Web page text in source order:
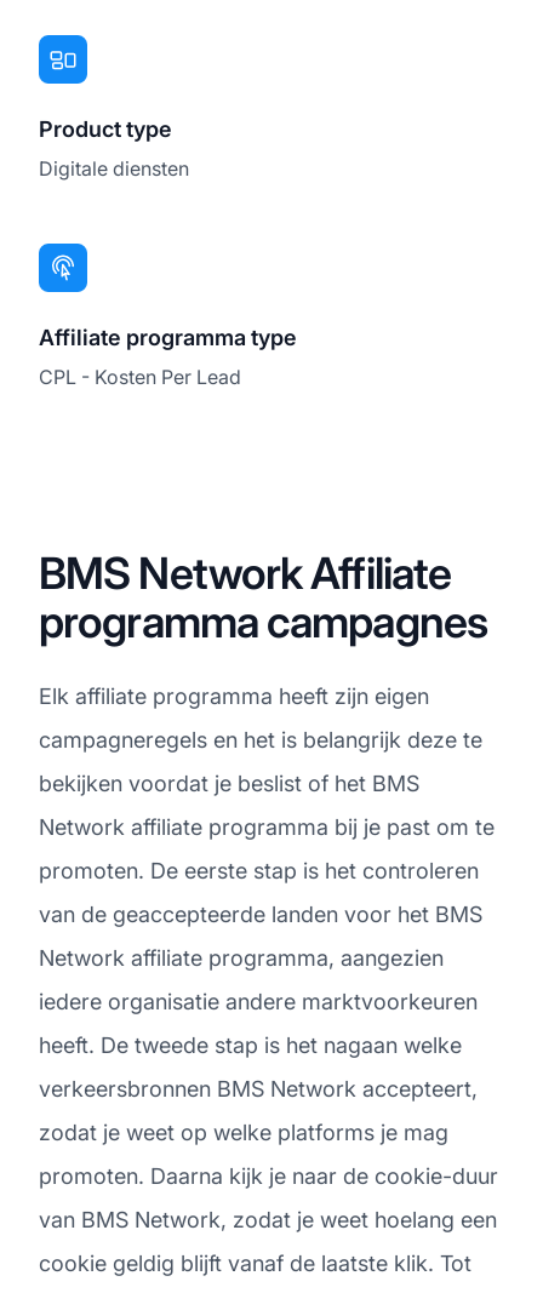
Product type
Digitale diensten
Affiliate programma type
CPL - Kosten Per Lead
BMS Network Affiliate
programma campagnes
Elk affiliate programma heeft zijn eigen
campagneregels en het is belangrijk deze te
bekijken voordat je beslist of het BMS
Network affiliate programma bij je past om te
promoten. De eerste stap is het controleren
van de geaccepteerde landen voor het BMS
Network affiliate programma, aangezien
iedere organisatie andere marktvoorkeuren
heeft. De tweede stap is het nagaan welke
verkeersbronnen BMS Network accepteert,
zodat je weet op welke platforms je mag
promoten. Daarna kijk je naar de cookie-duur
van BMS Network, zodat je weet hoelang een
cookie geldig blijft vanaf de laatste klik. Tot